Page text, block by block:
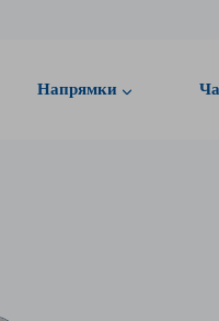
Напрямки